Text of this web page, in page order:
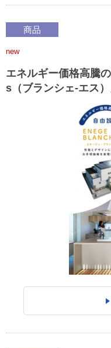
商品
new
エネルギー価格高騰
s（ブランシェ-エス）